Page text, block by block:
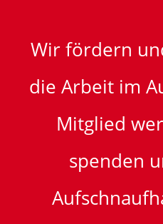
Wir fördern
die Arbeit im
Mitglied
spenden